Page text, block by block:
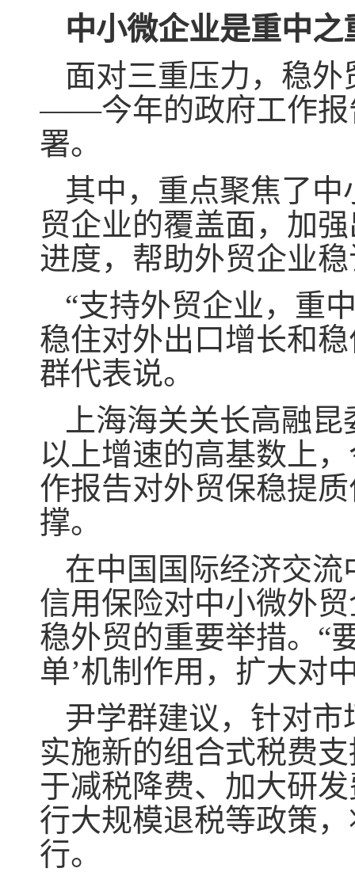
中小微企业是重中之
面对三重压力，稳外
——今年的政府工作报
署。
其中，重点聚焦了
贸企业的覆盖面，加
进度，帮助外贸企业
“支持外贸企业，重
稳住对外出口增长和
群代表说。
上海海关关长高融
以上增速的高基数上
作报告对外贸保稳提
撑。
在中国国际经济交
信用保险对中小微外
稳外贸的重要举措。“
单’机制作用，扩大对
尹学群建议，针对
实施新的组合式税费
于减税降费、加大研
行大规模退税等政策
行。